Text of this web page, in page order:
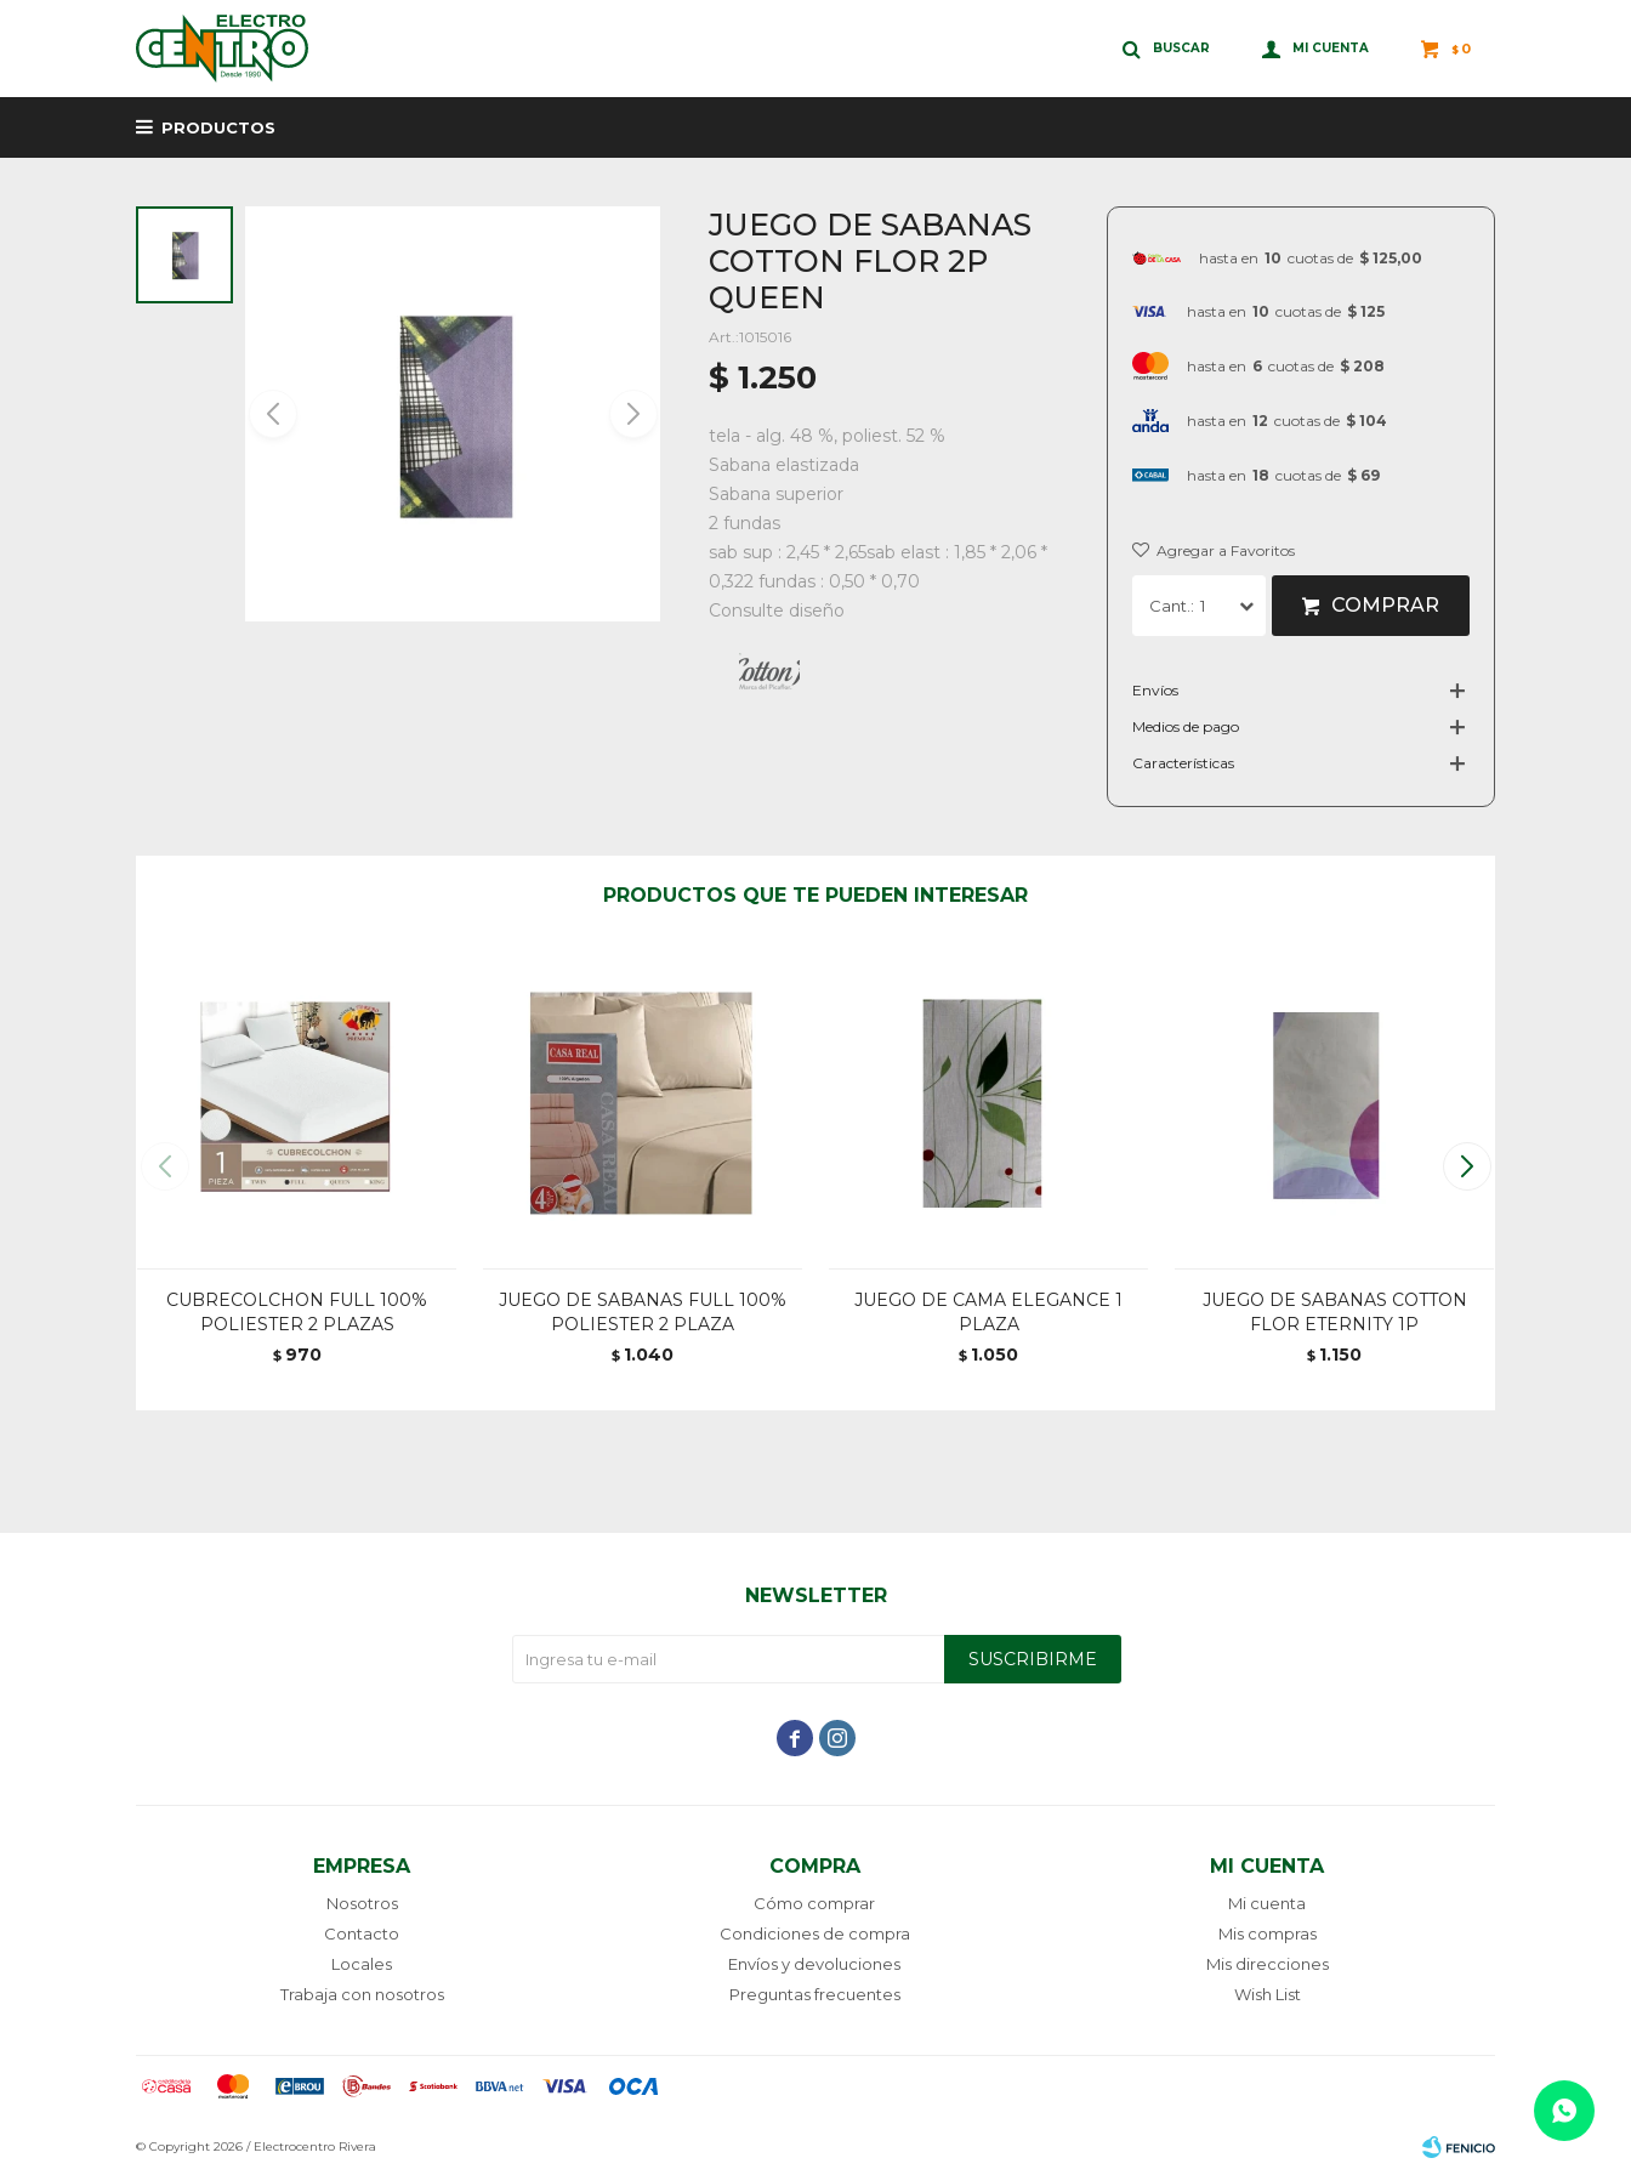
PRODUCTOS
$ 0
JUEGO DE SABANAS
COTTON FLOR 2P
QUEEN
1015016
$ 1.250
tela - alg. 48 %, poliest. 52 %
Sabana elastizada
Sabana superior
2 fundas
sab sup : 2,45 * 2,65sab elast : 1,85 * 2,06 *
0,322 fundas : 0,50 * 0,70
Consulte diseño
hasta en 10 cuotas de $ 125,00
hasta en 10 cuotas de $ 125
hasta en 6 cuotas de $ 208
hasta en 12 cuotas de $ 104
hasta en 18 cuotas de $ 69
1 COMPRAR
Envíos
Medios de pago
Características
PRODUCTOS QUE TE PUEDEN INTERESAR
CUBRECOLCHON FULL 100%
POLIESTER 2 PLAZAS
$ 970
JUEGO DE SABANAS FULL 100%
POLIESTER 2 PLAZA
$ 1.040
JUEGO DE CAMA ELEGANCE 1
PLAZA
$ 1.050
JUEGO DE SABANAS COTTON
FLOR ETERNITY 1P
$ 1.150
EMPRESA
Nosotros
Contacto
Locales
Trabaja con nosotros
COMPRA
Cómo comprar
Condiciones de compra
Envíos y devoluciones
Preguntas frecuentes
MI CUENTA
Mi cuenta
Mis compras
Mis direcciones
Wish List
NEWSLETTER
SUSCRIBIRME
 
© Copyright 2026 / Electrocentro Rivera